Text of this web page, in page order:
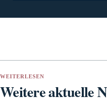
WEITERLESEN
Weitere aktuelle